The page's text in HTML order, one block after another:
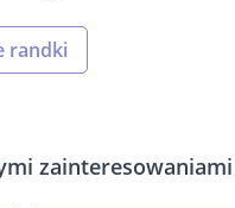
randki
zainteresowaniami